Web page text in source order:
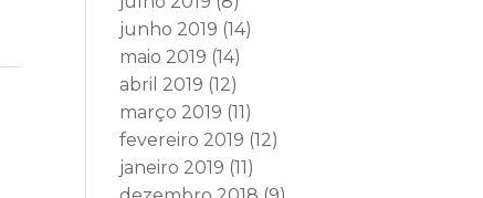
junho 2019 (14)
maio 2019 (14)
abril 2019 (12)
março 2019 (11)
fevereiro 2019 (12)
janeiro 2019 (11)